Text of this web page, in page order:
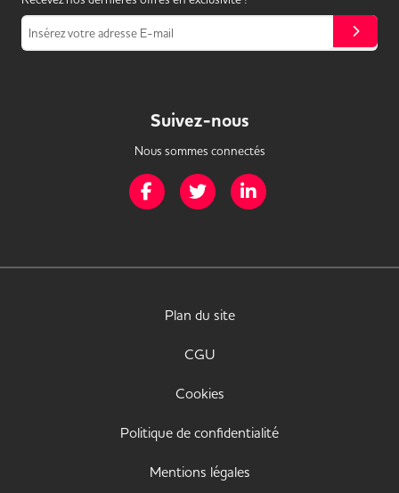
Insérez votre adresse E-mail
Suivez-nous
Nous sommes connectés
Page Facebook de Mission Handicap
Page Twitter de Mission Handicap
Plan du site
CGU
Cookies
Politique de confidentialité
Mentions légales